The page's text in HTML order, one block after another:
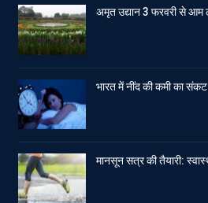
अमृत उद्यान 3 फरवरी से आम
भारत में नींद की कमी का
मानसून सत्र की तैयारी: